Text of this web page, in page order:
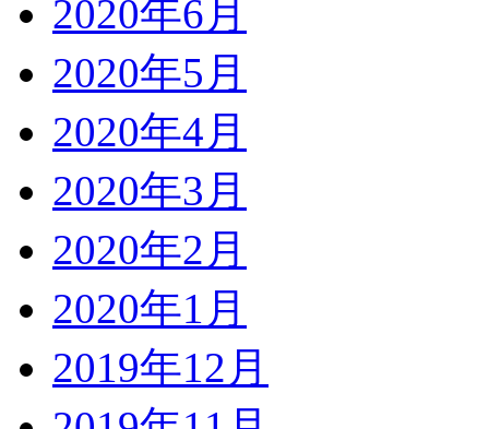
2020年6月
2020年5月
2020年4月
2020年3月
2020年2月
2020年1月
2019年12月